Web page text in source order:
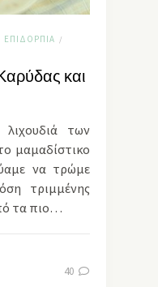
ΕΠΙΔΌΡΠΙΑ /
και
των
μαμαδίστικο
να τρώμε
τριμμένης
τα πιο…
40